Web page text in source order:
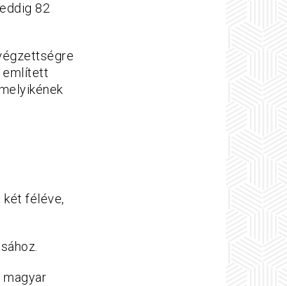
82
említett
két féléve,
magyar